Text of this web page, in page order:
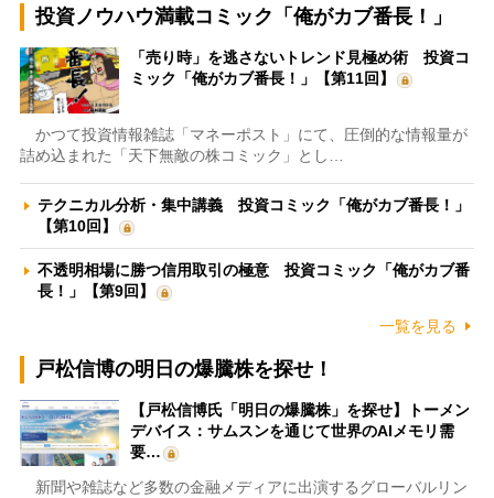
投資ノウハウ満載コミック「俺がカブ番長！」
「売り時」を逃さないトレンド見極め術 投資コ
ミック「俺がカブ番長！」【第11回】
かつて投資情報雑誌「マネーポスト」にて、圧倒的な情報量が
詰め込まれた「天下無敵の株コミック」とし…
テクニカル分析・集中講義 投資コミック「俺がカブ番長！」
【第10回】
不透明相場に勝つ信用取引の極意 投資コミック「俺がカブ番
長！」【第9回】
一覧を見る
戸松信博の明日の爆騰株を探せ！
【戸松信博氏「明日の爆騰株」を探せ】トーメン
デバイス：サムスンを通じて世界のAIメモリ需
要…
新聞や雑誌など多数の金融メディアに出演するグローバルリン